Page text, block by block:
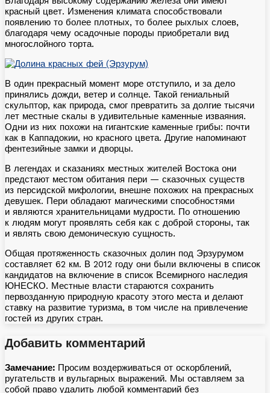
красный цвет. Изменения климата способствовали
появлению то более плотных, то более рыхлых слоев,
благодаря чему осадочные породы приобретали вид
многослойного торта.
В один прекрасный момент море отступило, и за дело
принялись дожди, ветер и солнце. Такой гениальный
скульптор, как природа, смог превратить за долгие тысячи
лет местные скалы в удивительные каменные изваяния.
Одни из них похожи на гигантские каменные грибы: почти
как в Каппадокии, но красного цвета. Другие напоминают
фентезийные замки и дворцы.
В легендах и сказаниях местных жителей Востока они
предстают местом обитания пери — сказочных существ
из персидской мифологии, внешне похожих на прекрасных
девушек. Пери обладают магическими способностями
и являются хранительницами мудрости. По отношению
к людям могут проявлять себя как с доброй стороны, так
и являть свою демоническую сущность.
Общая протяженность сказочных долин под Эрзурумом
составляет 62 км. В 2012 году они были включены в список
кандидатов на включение в список Всемирного наследия
ЮНЕСКО. Местные власти стараются сохранить
первозданную природную красоту этого места и делают
ставку на развитие туризма, в том числе на привлечение
гостей из других стран.
Добавить комментарий
Замечание: Просим воздерживаться от оскорблений,
ругательств и вульгарных выражений. Мы оставляем за
собой право удалить любой комментарий без